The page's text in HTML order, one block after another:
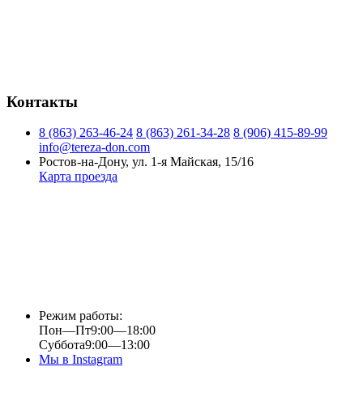
Контакты
8 (863) 263-46-24 8 (863) 261-34-28 8 (906) 415-89-99
info@tereza-don.com
Ростов-на-Дону, ул. 1-я Майская, 15/16
Карта проезда
Режим работы:
Пон—Пт9:00—18:00
Суббота9:00—13:00
Мы в Instagram